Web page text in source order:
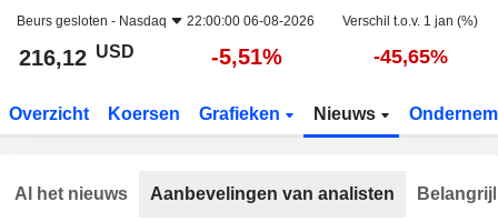
Beurs gesloten - Nasdaq 22:00:00 06-08-2026 Verschil t.o.v. 1 jan (%)
216,12 USD -5,51% -45,65%
Overzicht Koersen Grafieken Nieuws
Al het nieuws Aanbevelingen van analisten